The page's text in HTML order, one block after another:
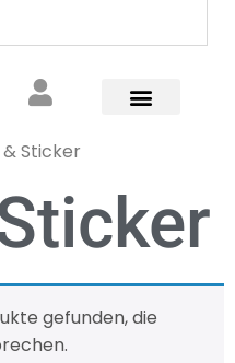
Sticker
gefunden, die